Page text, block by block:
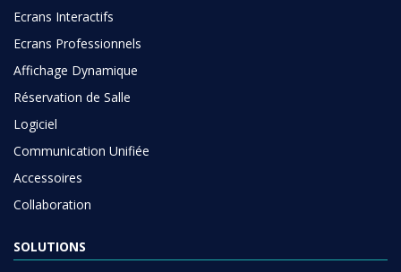
Ecrans Interactifs
Ecrans Professionnels
Affichage Dynamique
Réservation de Salle
Logiciel
Communication Unifiée
Accessoires
Collaboration
SOLUTIONS